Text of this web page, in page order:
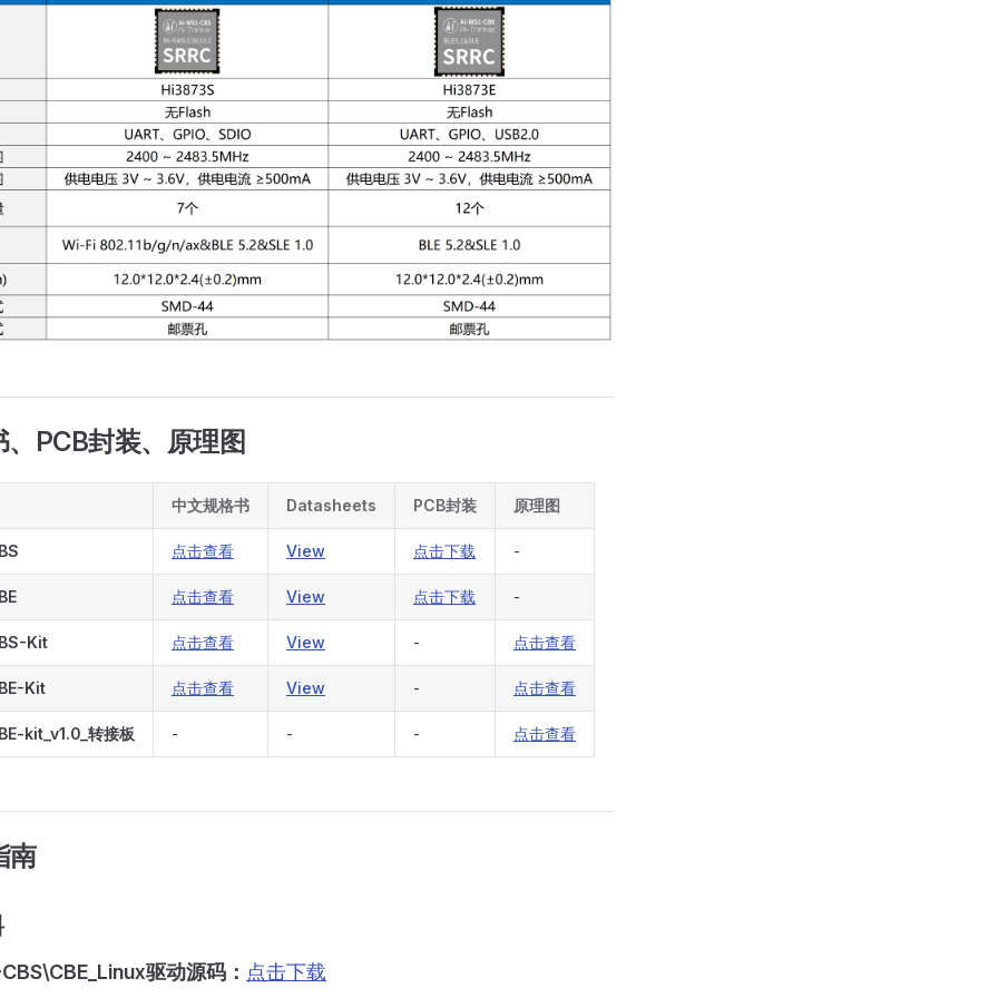
、PCB封装、原理图
中文规格书 Datasheets PCB封装 原理图
点击查看 View 点击下载 -
点击查看 View 点击下载 -
Kit 点击查看 View - 点击查看
Kit 点击查看 View - 点击查看
kit_v1.0_转接板 - - - 点击查看
南
驱动源码： 点击下载